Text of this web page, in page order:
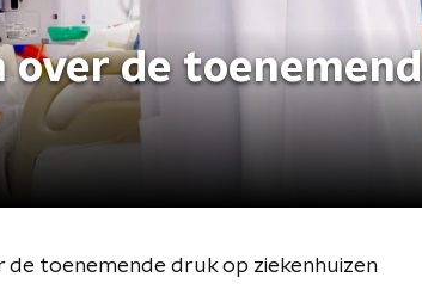
over de
de toenemende druk op ziekenhuizen